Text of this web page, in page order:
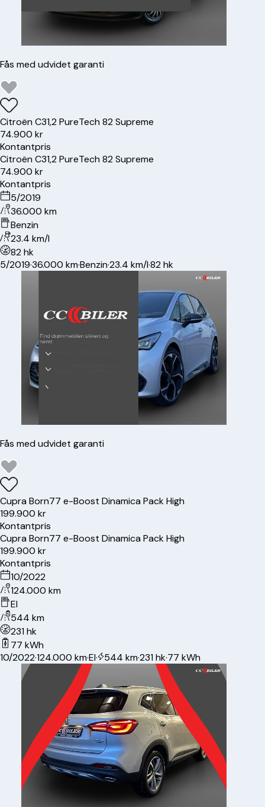
Fås med udvidet garanti
CitroënC31,2 PureTech 82 Supreme
74.900 kr
Kontantpris
CitroënC31,2 PureTech 82 Supreme
74.900 kr
Kontantpris
5/2019
36.000 km
Benzin
23.4 km/l
82 hk
5/2019·36.000 km·Benzin·23.4 km/l·82 hk
Fås med udvidet garanti
CupraBorn77 e-Boost Dinamica Pack High
199.900 kr
Kontantpris
CupraBorn77 e-Boost Dinamica Pack High
199.900 kr
Kontantpris
10/2022
124.000 km
El
544 km
231 hk
77 kWh
10/2022·124.000 km·El· 544 km·231 hk·77 kWh